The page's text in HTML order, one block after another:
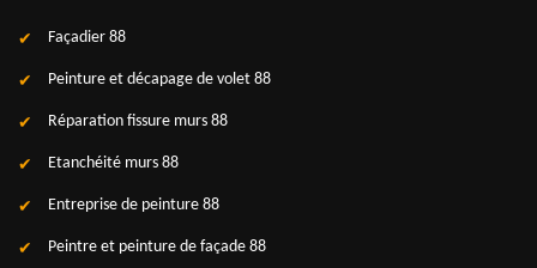
Façadier 88
Peinture et décapage de volet 88
Réparation fissure murs 88
Etanchéité murs 88
Entreprise de peinture 88
Peintre et peinture de façade 88